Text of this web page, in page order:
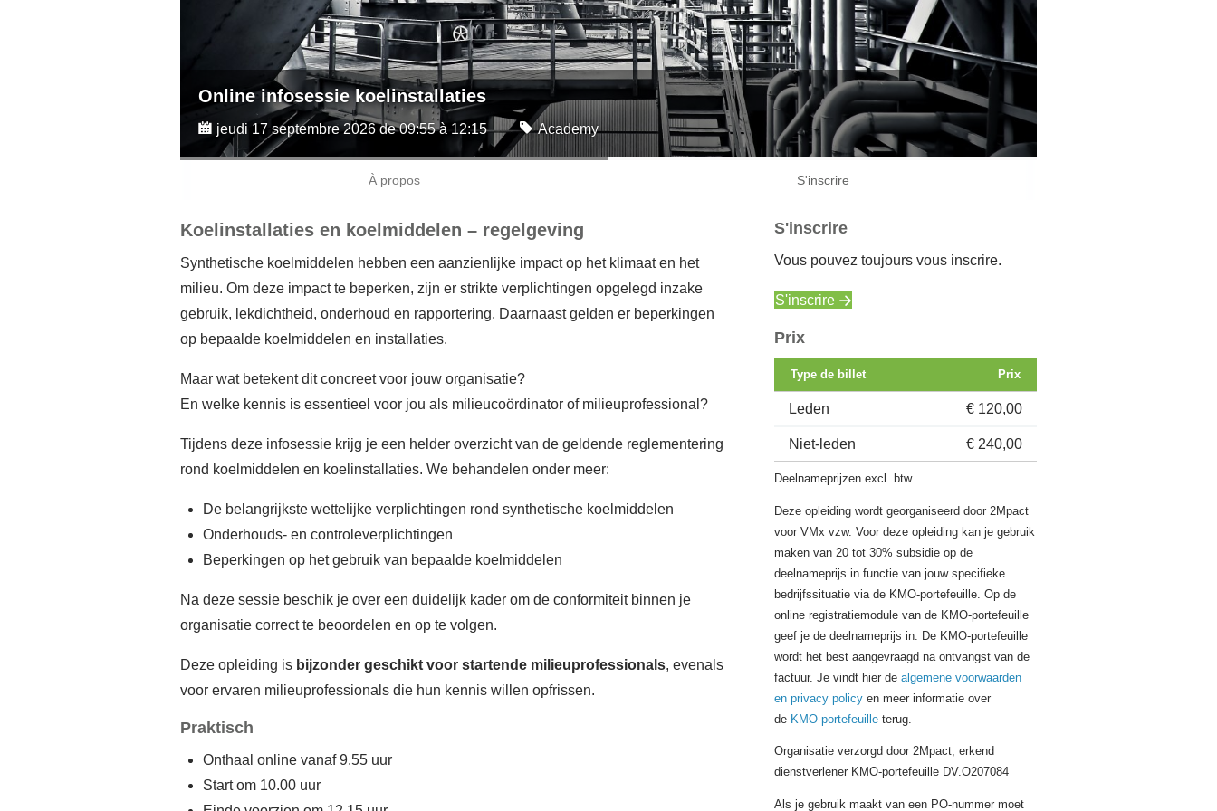
Online infosessie koelinstallaties
jeudi 17 septembre 2026 de 09:55 à 12:15 Academy
À propos S'inscrire
Koelinstallaties en koelmiddelen – regelgeving
Synthetische koelmiddelen hebben een aanzienlijke impact op het klimaat en het
milieu. Om deze impact te beperken, zijn er strikte verplichtingen opgelegd inzake
gebruik, lekdichtheid, onderhoud en rapportering. Daarnaast gelden er beperkingen
op bepaalde koelmiddelen en installaties.
Maar wat betekent dit concreet voor jouw organisatie?
En welke kennis is essentieel voor jou als milieucoördinator of milieuprofessional?
Tijdens deze infosessie krijg je een helder overzicht van de geldende reglementering
rond koelmiddelen en koelinstallaties. We behandelen onder meer:
De belangrijkste wettelijke verplichtingen rond synthetische koelmiddelen
Onderhouds- en controleverplichtingen
Beperkingen op het gebruik van bepaalde koelmiddelen
Na deze sessie beschik je over een duidelijk kader om de conformiteit binnen je
organisatie correct te beoordelen en op te volgen.
Deze opleiding is bijzonder geschikt voor startende milieuprofessionals, evenals
voor ervaren milieuprofessionals die hun kennis willen opfrissen.
Praktisch
Onthaal online vanaf 9.55 uur
Start om 10.00 uur
S'inscrire
Vous pouvez toujours vous inscrire.
S'inscrire
Prix
Type de billet Prix
Leden € 120,00
Niet-leden € 240,00
Deelnameprijzen excl. btw
Deze opleiding wordt georganiseerd door 2Mpact
voor VMx vzw. Voor deze opleiding kan je gebruik
maken van 20 tot 30% subsidie op de
deelnameprijs in functie van jouw specifieke
bedrijfssituatie via de KMO-portefeuille. Op de
online registratiemodule van de KMO-portefeuille
geef je de deelnameprijs in. De KMO-portefeuille
wordt het best aangevraagd na ontvangst van de
factuur. Je vindt hier de algemene voorwaarden
en privacy policyen meer informatie over
de KMO-portefeuille terug.
Organisatie verzorgd door 2Mpact, erkend
dienstverlener KMO-portefeuille DV.O207084
Als je gebruik maakt van een PO-nummer moet